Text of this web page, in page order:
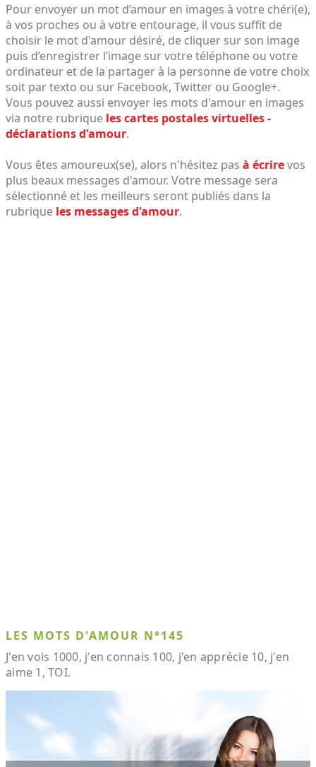
Pour envoyer un mot d’amour en images à votre chéri(e),
à vos proches ou à votre entourage, il vous suffit de
choisir le mot d'amour désiré, de cliquer sur son image
puis d’enregistrer l’image sur votre téléphone ou votre
ordinateur et de la partager à la personne de votre choix
soit par texto ou sur Facebook, Twitter ou Google+.
Vous pouvez aussi envoyer les mots d'amour en images
via notre rubrique les cartes postales virtuelles -
déclarations d'amour.
Vous êtes amoureux(se), alors n'hésitez pas à écrirevos
plus beaux messages d'amour. Votre message sera
sélectionné et les meilleurs seront publiés dans la
rubrique les messages d'amour.
LES MOTS D'AMOUR N°145
J'en vois 1000, j'en connais 100, j'en apprécie 10, j'en
aime 1, TOI.